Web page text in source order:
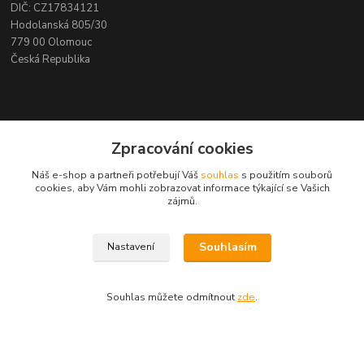
DIČ: CZ17834121
Hodolanská 805/30
779 00 Olomouc
Česká Republika
Zákaznická podpora ZAHAS TECHNICS s.r.o.
+420 725 408 883
info@zahas-technics.eu
Zpracování cookies
Náš e-shop a partneři potřebují Váš souhlas s použitím souborů
cookies, aby Vám mohli zobrazovat informace týkající se Vašich
zájmů.
Nastavení Souhlasím
Souhlas můžete odmítnout zde.